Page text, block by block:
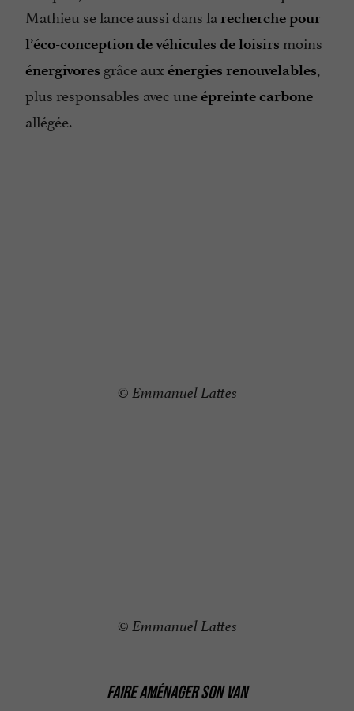
Mathieu se lance aussi dans la recherche pour
l’éco-conception de véhicules de loisirs moins
énergivores grâce aux énergies renouvelables,
plus responsables avec uneépreinte carbone
allégée.
© Emmanuel Lattes
© Emmanuel Lattes
FAIRE AMÉNAGER SON VAN